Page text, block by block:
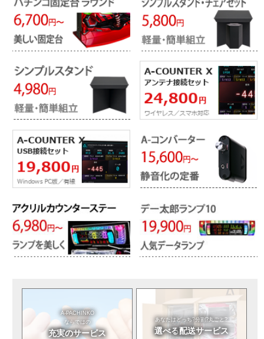
A-PACHINKO
ならではの
充実のサービス
あなたはどっち?分割?丸ごと?
選べる配送サービス